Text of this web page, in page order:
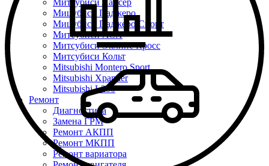
Митсубиси Лансер
Мицубиси Паджеро
Мицубиси Паджеро Спорт
Митсубиси АСХ
Митсубиси Эклипс Кросс
Митсубиси Кольт
Mitsubishi Montero Sport
Mitsubishi Xpander
Mitsubishi L200
Ремонт
Диагностика
Замена ГРМ
Ремонт АКПП
Ремонт МКПП
Ремонт вариатора